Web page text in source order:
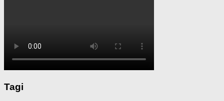
Tagi